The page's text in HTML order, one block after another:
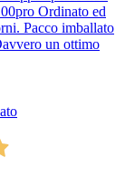
Ordinato ed
Pacco imballato
un ottimo